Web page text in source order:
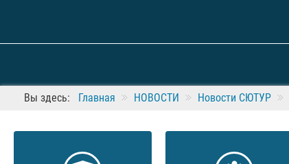
Вы здесь: Главная НОВОСТИ Новости СЮТУР